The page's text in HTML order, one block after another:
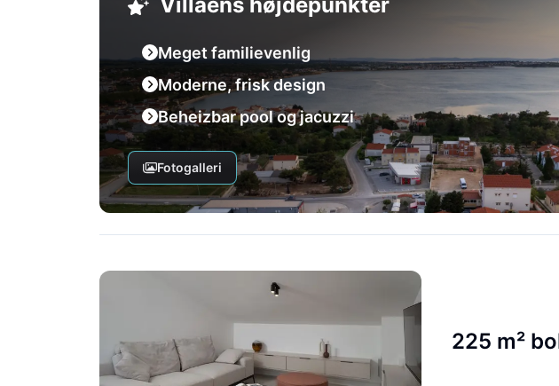
Meget familievenlig
Moderne, frisk design
Beheizbar pool og jacuzzi
Fotogalleri
225 m²